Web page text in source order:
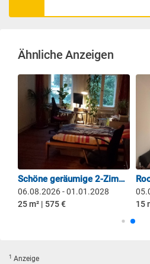
Ähnliche Anzeigen
Schöne geräumige 2-Zimmerwohnung in Spreenähe
06.08.2026 - 01.01.2028
25 m² | 575 €
15
1 Anzeige